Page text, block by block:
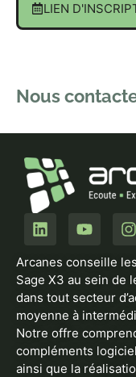
LIEN
Nous
Arcanes conseille
Sage X3 au sein de
dans tout secteur
moyenne à
Notre offre
compléments
ainsi que la